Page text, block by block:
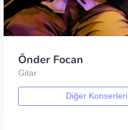
Önder Focan
Gitar
Diğer Konserleri